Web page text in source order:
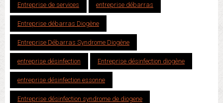
Entreprise de services entreprise débarras
Entreprise débarras Diogène
Entreprise Débarras Syndrome Diogène
entreprise désinfection Entreprise désinfection diogène
entreprise désinfection essonne
Entreprise désinfection syndrome de diogene